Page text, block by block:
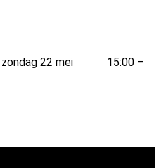
22 mei 15:00 –